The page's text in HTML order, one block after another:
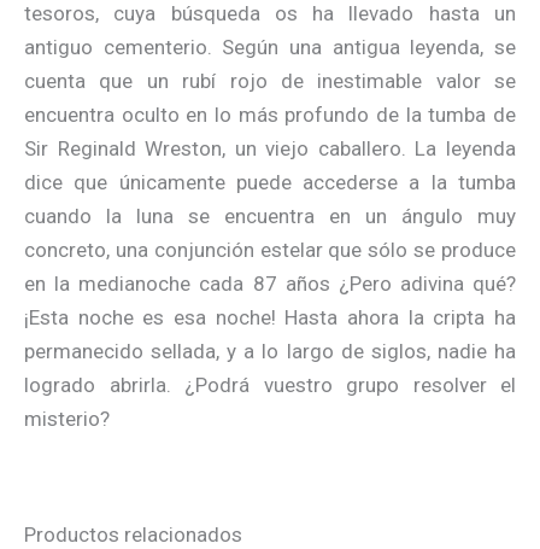
tesoros, cuya búsqueda os ha llevado hasta un
antiguo cementerio. Según una antigua leyenda, se
cuenta que un rubí rojo de inestimable valor se
encuentra oculto en lo más profundo de la tumba de
Sir Reginald Wreston, un viejo caballero. La leyenda
dice que únicamente puede accederse a la tumba
cuando la luna se encuentra en un ángulo muy
concreto, una conjunción estelar que sólo se produce
en la medianoche cada 87 años ¿Pero adivina qué?
¡Esta noche es esa noche! Hasta ahora la cripta ha
permanecido sellada, y a lo largo de siglos, nadie ha
logrado abrirla. ¿Podrá vuestro grupo resolver el
misterio?
Productos relacionados